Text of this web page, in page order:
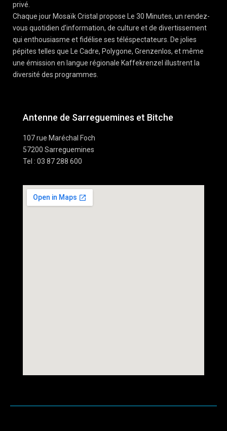
privé.
Chaque jour Mosaïk Cristal propose Le 30 Minutes, un rendez-
vous quotidien d’information, de culture et de divertissement
qui enthousiasme et fidélise ses téléspectateurs. De jolies
pépites telles que Le Cadre, Polygone, Grenzenlos, et même
une émission en langue régionale Kaffekrenzel illustrent la
diversité des programmes.
Antenne de Sarreguemines et Bitche
107 rue Maréchal Foch
57200 Sarreguemines
Tel : 03 87 288 600